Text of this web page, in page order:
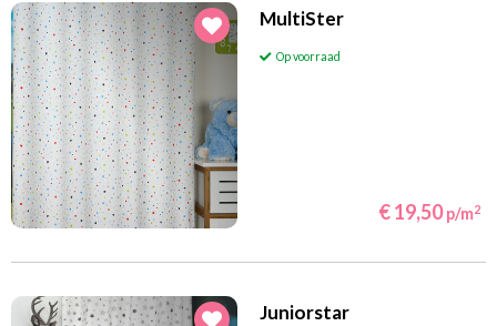
MultiSter
Op voorraad
€ 19,50 p/m2
Juniorstar